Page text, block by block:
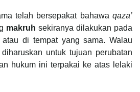
telah bersepakat bahawa qaza’
makruh sekiranya dilakukan pada
di tempat yang sama. Walau
diharuskan untuk tujuan perubatan
hukum ini terpakai ke atas lelaki